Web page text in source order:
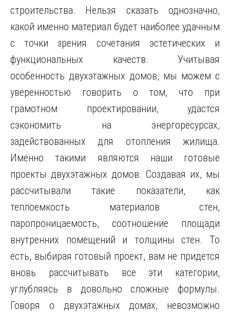
строительства. Нельзя сказать однозначно,
какой именно материал будет наиболее удачным
с точки зрения сочетания эстетических и
функциональных качеств. Учитывая
особенность двухэтажных домов, мы можем с
уверенностью говорить о том, что при
грамотном проектировании, удастся
сэкономить на энергоресурсах,
задействованных для отопления жилища.
Именно такими являются наши готовые
проекты двухэтажных домов. Создавая их, мы
рассчитывали такие показатели, как
теплоемкость материалов стен,
паропроницаемость, соотношение площади
внутренних помещений и толщины стен. То
есть, выбирая готовый проект, вам не придется
вновь рассчитывать все эти категории,
углубляясь в довольно сложные формулы.
Говоря о двухэтажных домах, невозможно